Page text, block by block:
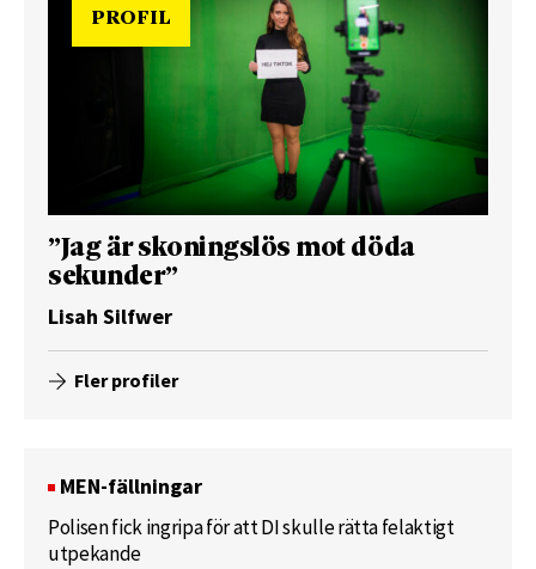
PROFIL
”Jag är skoningslös mot döda
sekunder”
Lisah Silfwer
Fler profiler
MEN-fällningar
Polisen fick ingripa för att DI skulle rätta felaktigt
utpekande